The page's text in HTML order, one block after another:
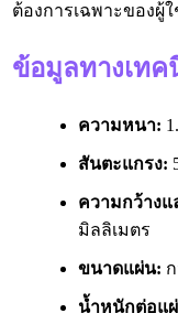
ต้องการเฉพาะของผู้
ข้อมูลทางเท
ความหนา:
สันตะแกรง:
ความกว้างแ
มิลลิเมตร
ขนาดแผ่น:
น้ำหนักต่อแ